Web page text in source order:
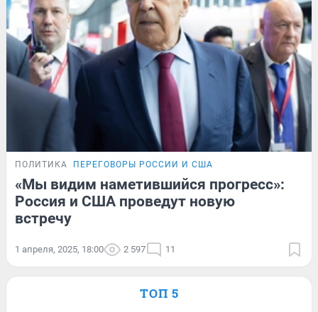
ПОЛИТИКА ПЕРЕГОВОРЫ РОССИИ И США
«Мы видим наметившийся прогресс»:
Россия и США проведут новую
встречу
1 апреля, 2025, 18:00 2 597 11
ТОП 5